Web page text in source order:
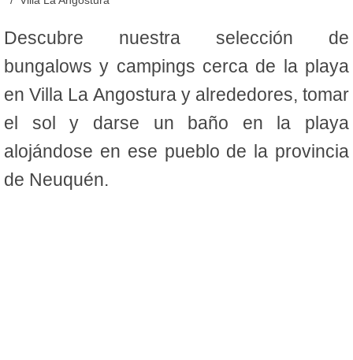
Descubre nuestra selección de
bungalows y campings cerca de la playa
en Villa La Angostura y alrededores, tomar
el sol y darse un baño en la playa
alojándose en ese pueblo de la provincia
de Neuquén.